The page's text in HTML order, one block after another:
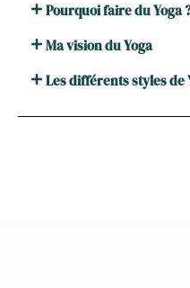
Pourquoi faire du Yoga
Ma vision du Yoga
Les différents styles de